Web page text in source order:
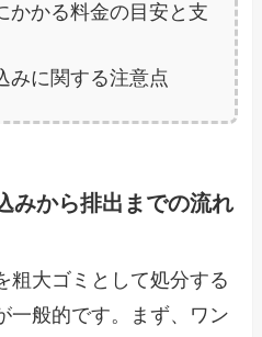
かかる料金の目安と支
みに関する注意点
みから排出までの流れ
粗大ゴミとして処分する
一般的です。まず、ワン